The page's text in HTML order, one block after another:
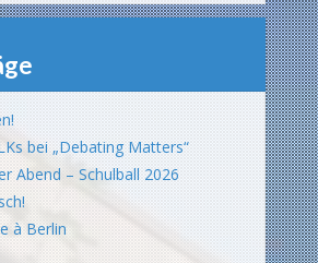
bei „Debating Matters“
Abend – Schulball 2026
à Berlin